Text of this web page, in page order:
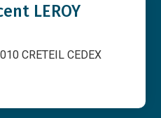
LEROY
CRETEIL CEDEX